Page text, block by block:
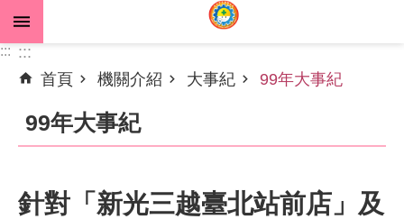
跳到主要內容區塊
進
搜
尋
::: :::
首頁
機關介紹 大事紀 99年大事紀
99年大事紀
針對「新光三越臺北站前店」及